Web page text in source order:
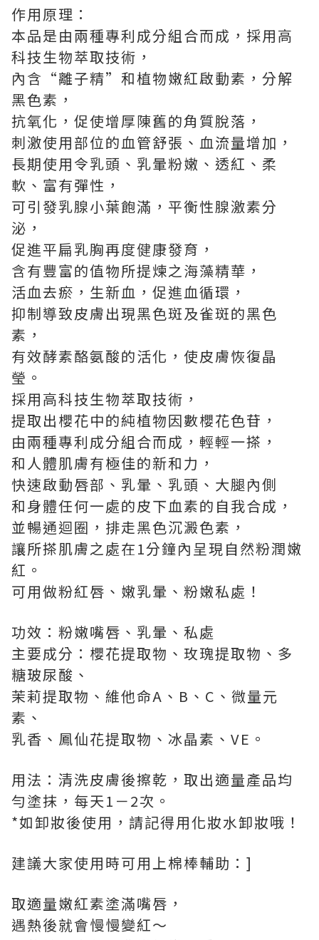
作用原理：
本品是由兩種專利成分組合而成，採用高
科技生物萃取技術，
內含“離子精”和植物嫩紅啟動素，分解
黑色素，
抗氧化，促使增厚陳舊的角質脫落，
刺激使用部位的血管舒張、血流量增加，
長期使用令乳頭、乳暈粉嫩、透紅、柔
軟、富有彈性，
可引發乳腺小葉飽滿，平衡性腺激素分
泌，
促進平扁乳胸再度健康發育，
含有豐富的值物所提煉之海藻精華，
活血去瘀，生新血，促進血循環，
抑制導致皮膚出現黑色斑及雀斑的黑色
素，
有效酵素酪氨酸的活化，使皮膚恢復晶
瑩。
採用高科技生物萃取技術，
提取出櫻花中的純植物因數櫻花色苷，
由兩種專利成分組合而成，輕輕一搽，
和人體肌膚有極佳的新和力，
快速啟動唇部、乳暈、乳頭、大腿內側
和身體任何一處的皮下血素的自我合成，
並暢通迴圈，排走黑色沉澱色素，
讓所搽肌膚之處在1分鐘內呈現自然粉潤嫩
紅。
可用做粉紅唇、嫩乳暈、粉嫩私處！
功效：粉嫩嘴唇、乳暈、私處
主要成分：櫻花提取物、玫瑰提取物、多
糖玻尿酸、
茉莉提取物、維他命A、B、C、微量元
素、
乳香、鳳仙花提取物、冰晶素、VE。
用法：清洗皮膚後擦乾，取出適量產品均
勻塗抹，每天1－2次。
*如卸妝後使用，請記得用化妝水卸妝哦！
建議大家使用時可用上棉棒輔助：]
取適量嫩紅素塗滿嘴唇，
遇熱後就會慢慢變紅～